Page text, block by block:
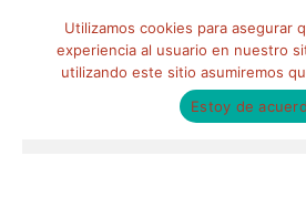
Utilizamos cookies para asegurar
experiencia al usuario en nuestro
utilizando este sitio asumiremos
Estoy de